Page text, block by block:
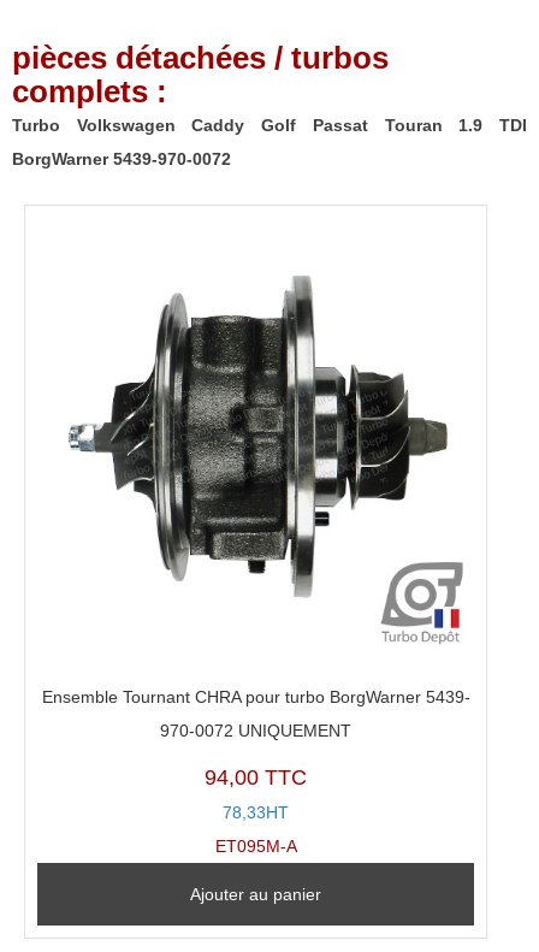
pièces détachées / turbos
complets :
Turbo Volkswagen Caddy Golf Passat Touran 1.9 TDI
BorgWarner 5439-970-0072
Ensemble Tournant CHRA pour turbo BorgWarner 5439-
970-0072 UNIQUEMENT
94,00 TTC
78,33HT
ET095M-A
Ajouter au panier